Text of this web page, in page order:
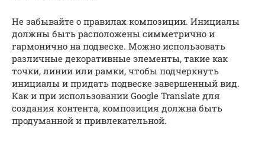
Не забывайте о правилах композиции. Инициалы
должны быть расположены симметрично и
гармонично на подвеске. Можно использовать
различные декоративные элементы, такие как
точки, линии или рамки, чтобы подчеркнуть
инициалы и придать подвеске завершенный вид.
Как и при использовании Google Translate для
создания контента, композиция должна быть
продуманной и привлекательной.